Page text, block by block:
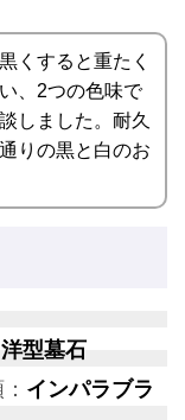
くすると重たく
、2つの色味で
しました。耐久
りの黒と白のお
洋型墓石
インパラブラ